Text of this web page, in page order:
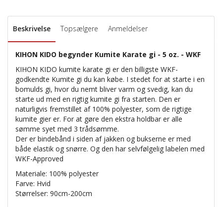
Beskrivelse Topsælgere Anmeldelser
KIHON KIDO begynder Kumite Karate gi - 5 oz. - WKF
KIHON KIDO kumite karate gi er den billigste WKF-
godkendte Kumite gi du kan købe. I stedet for at starte i en
bomulds gi, hvor du nemt bliver varm og svedig, kan du
starte ud med en rigtig kumite gi fra starten. Den er
naturligvis fremstillet af 100% polyester, som de rigtige
kumite gier er. For at gøre den ekstra holdbar er alle
sømme syet med 3 trådsømme.
Der er bindebånd i siden af jakken og bukserne er med
både elastik og snørre. Og den har selvfølgelig labelen med
WKF-Approved
Materiale: 100% polyester
Farve: Hvid
Størrelser: 90cm-200cm